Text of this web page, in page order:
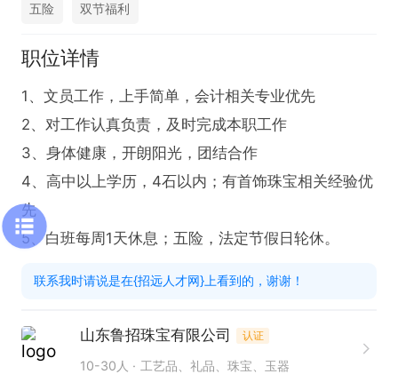
五险 双节福利
职位详情
1、文员工作，上手简单，会计相关专业优先
2、对工作认真负责，及时完成本职工作
3、身体健康，开朗阳光，团结合作
4、高中以上学历，4石以内；有首饰珠宝相关经验优
先
5、白班每周1天休息；五险，法定节假日轮休。
联系我时请说是在{招远人才网}上看到的，谢谢！
山东鲁招珠宝有限公司 认证
10-30人 工艺品、礼品、珠宝、玉器